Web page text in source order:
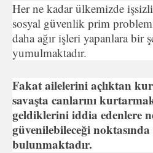
Her ne kadar ülkemizde
sosyal güvenlik prim
daha ağır işleri yapanlara bir
yumulmaktadır.
Fakat ailelerini açlıktan
savaşta canlarını
geldiklerini iddia edenlere
güvenilebileceği
bulunmaktadır.